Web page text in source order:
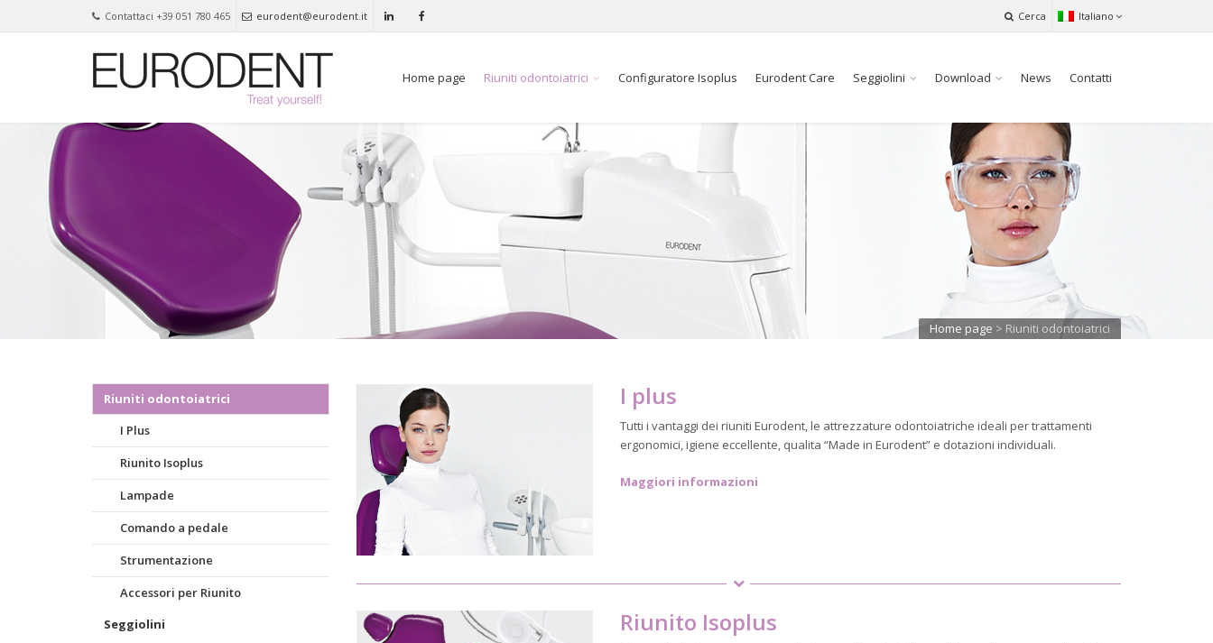
Contattaci +39 051 780 465 eurodent@eurodent.it Cerca Italiano
Home page Riuniti odontoiatrici Configuratore Isoplus Eurodent Care Seggiolini Download News Contatti
Home page > Riuniti odontoiatrici
Riuniti odontoiatrici
I Plus
Riunito Isoplus
Lampade
Comando a pedale
Strumentazione
Accessori per Riunito
Seggiolini
I plus
Tutti i vantaggi dei riuniti Eurodent, le attrezzature odontoiatriche ideali per trattamenti
ergonomici, igiene eccellente, qualita “Made in Eurodent” e dotazioni individuali.
Maggiori informazioni
Riunito Isoplus